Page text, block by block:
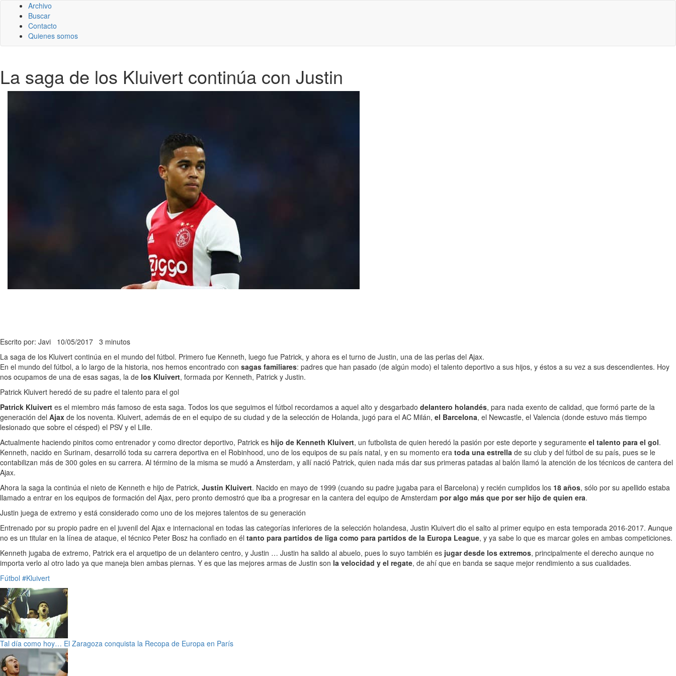
Archivo
Buscar
Contacto
Quienes somos
La saga de los Kluivert continúa con Justin
Escrito por: Javi 10/05/2017 3 minutos
La saga de los Kluivert continúa en el mundo del fútbol. Primero fue Kenneth, luego fue Patrick, y ahora es el turno de Justin, una de las perlas del Ajax.
En el mundo del fútbol, a lo largo de la historia, nos hemos encontrado con sagas familiares: padres que han pasado (de algún modo) el talento deportivo a sus hijos, y éstos a su vez a sus descendientes. Hoy
nos ocupamos de una de esas sagas, la de los Kluivert, formada por Kenneth, Patrick y Justin.
Patrick Kluivert heredó de su padre el talento para el gol
Patrick Kluivert es el miembro más famoso de esta saga. Todos los que seguimos el fútbol recordamos a aquel alto y desgarbado delantero holandés, para nada exento de calidad, que formó parte de la
generación del Ajax de los noventa. Kluivert, además de en el equipo de su ciudad y de la selección de Holanda, jugó para el AC Milán, el Barcelona, el Newcastle, el Valencia (donde estuvo más tiempo
lesionado que sobre el césped) el PSV y el Lille.
Actualmente haciendo pinitos como entrenador y como director deportivo, Patrick es hijo de Kenneth Kluivert, un futbolista de quien heredó la pasión por este deporte y seguramente el talento para el gol.
Kenneth, nacido en Surinam, desarrolló toda su carrera deportiva en el Robinhood, uno de los equipos de su país natal, y en su momento era toda una estrella de su club y del fútbol de su país, pues se le
contabilizan más de 300 goles en su carrera. Al término de la misma se mudó a Amsterdam, y allí nació Patrick, quien nada más dar sus primeras patadas al balón llamó la atención de los técnicos de cantera del
Ajax.
Ahora la saga la continúa el nieto de Kenneth e hijo de Patrick, Justin Kluivert. Nacido en mayo de 1999 (cuando su padre jugaba para el Barcelona) y recién cumplidos los 18 años, sólo por su apellido estaba
llamado a entrar en los equipos de formación del Ajax, pero pronto demostró que iba a progresar en la cantera del equipo de Amsterdam por algo más que por ser hijo de quien era.
Justin juega de extremo y está considerado como uno de los mejores talentos de su generación
Entrenado por su propio padre en el juvenil del Ajax e internacional en todas las categorías inferiores de la selección holandesa, Justin Kluivert dio el salto al primer equipo en esta temporada 2016-2017. Aunque
no es un titular en la línea de ataque, el técnico Peter Bosz ha confiado en él tanto para partidos de liga como para partidos de la Europa League, y ya sabe lo que es marcar goles en ambas competiciones.
Kenneth jugaba de extremo, Patrick era el arquetipo de un delantero centro, y Justin … Justin ha salido al abuelo, pues lo suyo también es jugar desde los extremos, principalmente el derecho aunque no
importa verlo al otro lado ya que maneja bien ambas piernas. Y es que las mejores armas de Justin son la velocidad y el regate, de ahí que en banda se saque mejor rendimiento a sus cualidades.
Fútbol #Kluivert
Tal día como hoy… El Zaragoza conquista la Recopa de Europa en París